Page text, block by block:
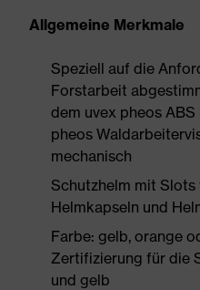
Allgemeine Merkmale
Speziell auf die
Forstarbeit
dem uvex pheos
pheos
mechanisch
Schutzhelm mit Slots
Helmkapseln und
Farbe: gelb, orange
Zertifizierung für die
und gelb